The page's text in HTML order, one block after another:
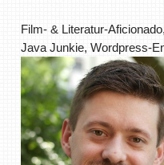
Film- & Literatur-
Java Junkie, Wordpress-